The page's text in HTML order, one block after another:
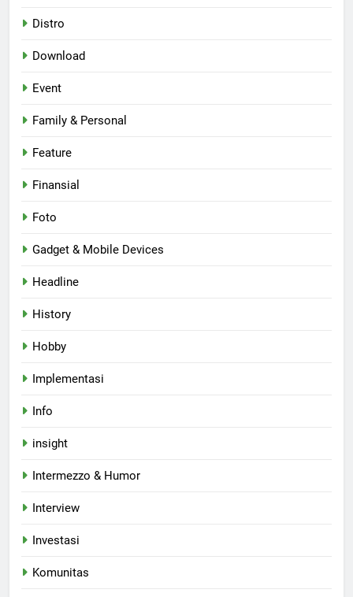
Distro
Download
Event
Family & Personal
Feature
Finansial
Foto
Gadget & Mobile Devices
Headline
History
Hobby
Implementasi
Info
insight
Intermezzo & Humor
Interview
Investasi
Komunitas